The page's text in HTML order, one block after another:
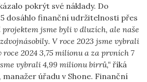
pokrýt své náklady. Do
dosáhlo finanční udržitelnosti přes
projektem jsme byli v dluzích, ale naše
V roce 2023 jsme vybrali
2024 3,75 milionu a za prvních 7
vybrali 4,99 milionu birrů,“ říká
manažer úřadu v Shone. Finanční